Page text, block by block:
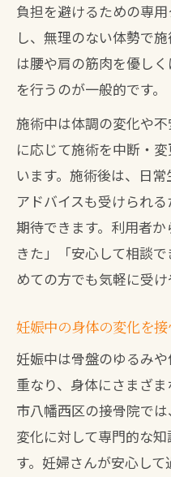
産後に起こり
接骨院での定
腰痛や肩こり
ット
女性が選ぶ妊娠期
接骨院で受け
例
女性に人気の
性
妊娠期の不調
女性が安心で
負担を避けるための専
し、無理のない体勢で
は腰や肩の筋肉を優し
を行うのが一般的です。
施術中は体調の変化や
に応じて施術を中断・
います。施術後は、日
アドバイスも受けられ
期待できます。利用者
きた」「安心して相談
めての方でも気軽に受け
妊娠中の身体の変化を
妊娠中は骨盤のゆるみ
重なり、身体にさまざ
市八幡西区の接骨院で
変化に対して専門的な
す。妊婦さんが安心し